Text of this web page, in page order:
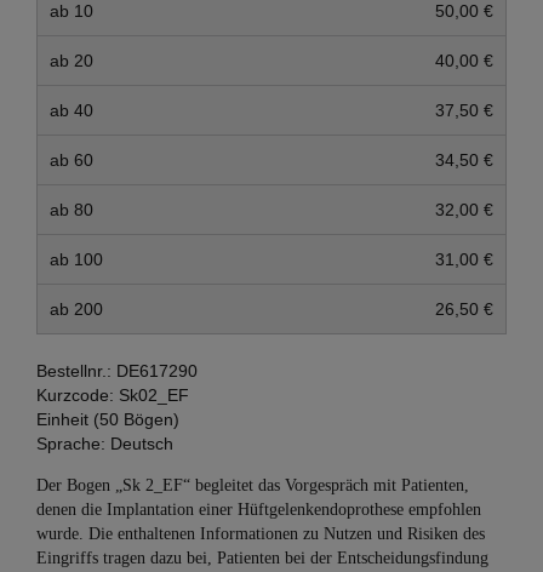
ab 10 50,00 €
ab 20 40,00 €
ab 40 37,50 €
ab 60 34,50 €
ab 80 32,00 €
ab 100 31,00 €
ab 200 26,50 €
Bestellnr.: DE617290
Kurzcode: Sk02_EF
Einheit (50 Bögen)
Sprache: Deutsch
Der Bogen „Sk 2_EF“ begleitet das Vorgespräch mit Patienten,
denen die Implantation einer Hüftgelenkendoprothese empfohlen
wurde. Die enthaltenen Informationen zu Nutzen und Risiken des
Eingriffs tragen dazu bei, Patienten bei der Entscheidungsfindung